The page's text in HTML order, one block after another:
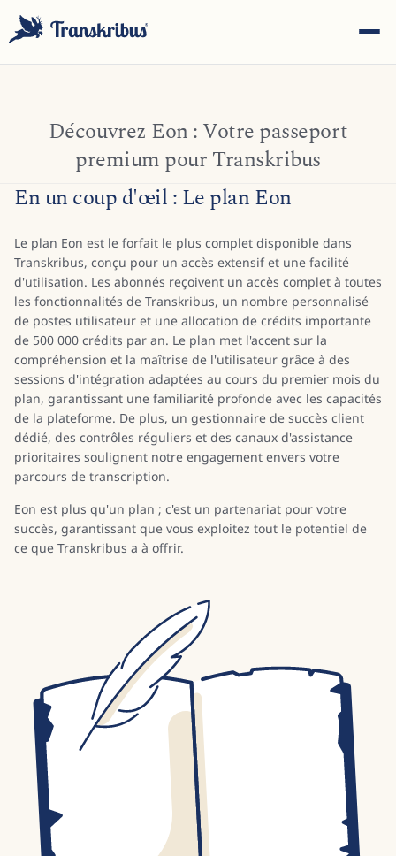
Commencez à taper pour rechercher parmi les modèles,
sites et articles de blog...
Découvrez Eon : Votre passeport
premium pour Transkribus
En un coup d'œil : Le plan Eon
Le plan Eon est le forfait le plus complet disponible dans
Transkribus, conçu pour un accès extensif et une facilité
d'utilisation. Les abonnés reçoivent un accès complet à toutes
les fonctionnalités de Transkribus, un nombre personnalisé
de postes utilisateur et une allocation de crédits importante
de 500 000 crédits par an. Le plan met l'accent sur la
compréhension et la maîtrise de l'utilisateur grâce à des
sessions d'intégration adaptées au cours du premier mois du
plan, garantissant une familiarité profonde avec les capacités
de la plateforme. De plus, un gestionnaire de succès client
dédié, des contrôles réguliers et des canaux d'assistance
prioritaires soulignent notre engagement envers votre
parcours de transcription.
Eon est plus qu'un plan ; c'est un partenariat pour votre
succès, garantissant que vous exploitez tout le potentiel de
ce que Transkribus a à offrir.